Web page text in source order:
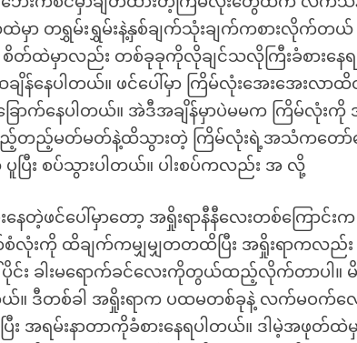
တရွှမ်းရွှမ်းနဲ့နှစ်ချက်သုံးချက်ကစားလိုက်တ
ထဲမှာလည်း တစ်ခုခုကိုလိုချင်သလိုကြီးခံစားနေ
ဆချိန်နေပါတယ်။ ဖင်ပေါ်မှာ ကြိမ်လုံးအေးအေးလ
ောက်နေပါတယ်။ အဲဒီအချိန်မှာပဲမမက ကြိမ်လုံးကို
တည့်မတ်မတ်နဲ့ထိသွားတဲ့ ကြိမ်လုံးရဲ့အသံကတော်
ြီး စပ်သွားပါတယ်။ ပါးစပ်ကလည်း အ လို့
နေတဲ့ဖင်ပေါ်မှာတော့ အရှိုးရာနီနီလေးတစ်ကြောင်
လုံးကို ထိချက်ကမျှမျှတတထိပြီး အရှိုးရာကလ
း ခါးမရောက်ခင်လေးကိုတွယ်ထည့်လိုက်တာပါ။ မိန
ဒီတစ်ခါ အရှိုးရာက ပထမတစ်ခုနဲ့ လက်မဝက်လောက်
ြီး အရမ်းနာတာကိုခံစားနေရပါတယ်။ ဒါမဲ့အ